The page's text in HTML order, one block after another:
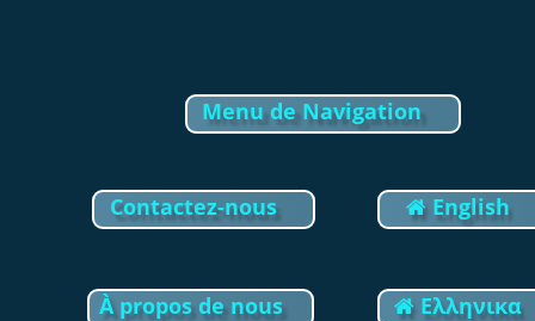
Menu de Navigation
À propos de nous
 English
 Eλληνικα
Contactez-nous